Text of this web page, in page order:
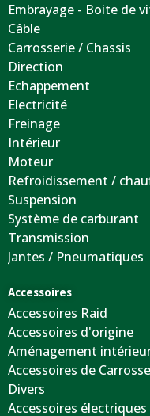
Embrayage - Boite de
Câble
Carrosserie / Chassis
Direction
Echappement
Electricité
Freinage
Intérieur
Moteur
Refroidissement /
Suspension
Système de carburant
Transmission
Jantes / Pneumatiques
Accessoires
Accessoires Raid
Accessoires d'origine
Aménagement
Accessoires de
Divers
Accessoires électriques